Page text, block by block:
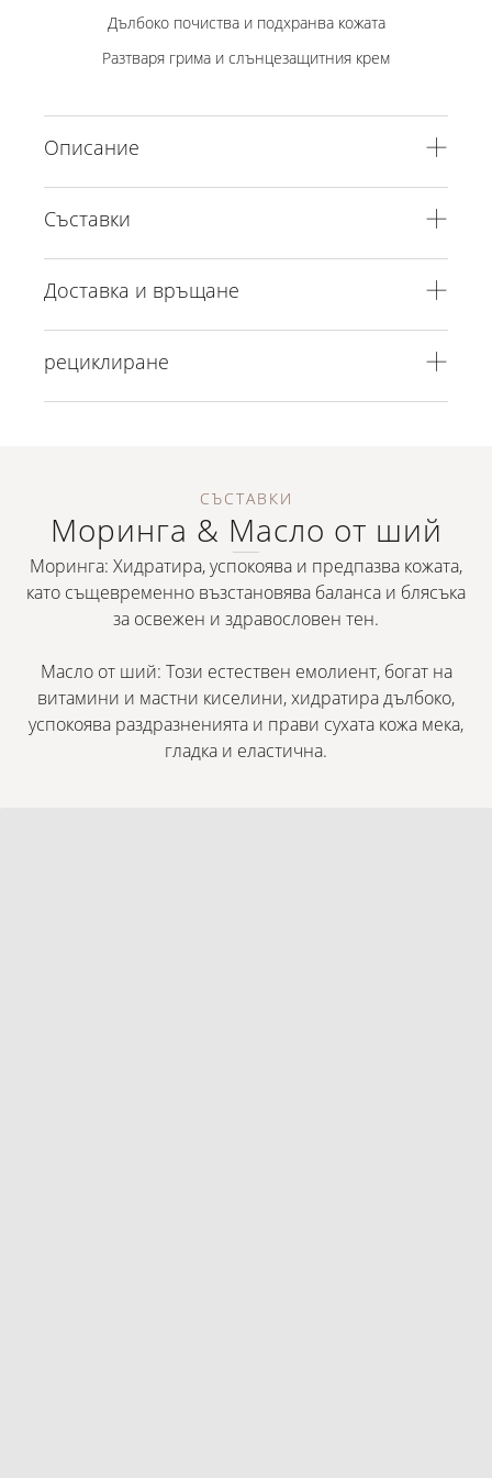
Дълбоко почиства и подхранва кожата
Разтваря грима и слънцезащитния крем
Описание
Съставки
Доставка и връщане
рециклиране
СЪСТАВКИ
Моринга & Масло от ший
Моринга: Хидратира, успокоява и предпазва кожата,
като същевременно възстановява баланса и блясъка
за освежен и здравословен тен.
Масло от ший: Този естествен емолиент, богат на
витамини и мастни киселини, хидратира дълбоко,
успокоява раздразненията и прави сухата кожа мека,
гладка и еластична.